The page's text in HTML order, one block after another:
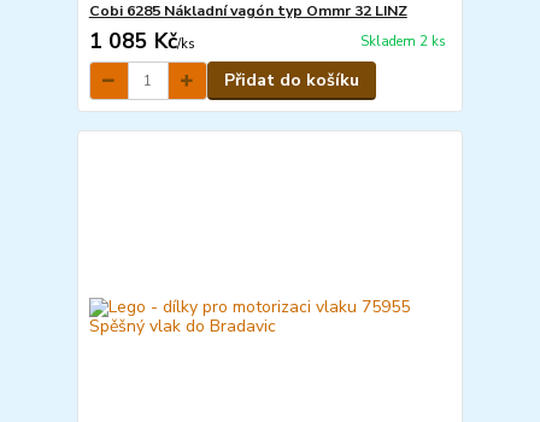
Cobi 6285 Nákladní vagón typ Ommr 32 LINZ
1 085 Kč/ks Skladem 2 ks
Přidat do košíku